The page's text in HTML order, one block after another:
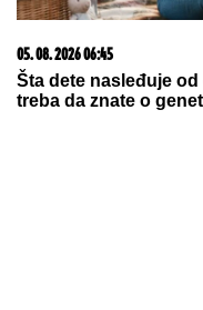
05. 08. 2026 06:45
Šta dete nasleđuje
treba da znate o